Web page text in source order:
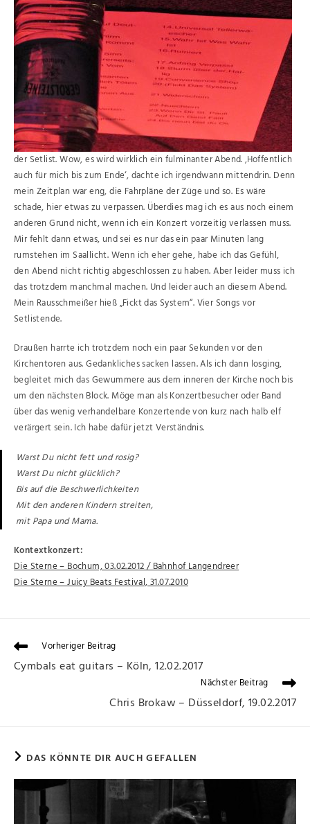
der Setlist. Wow, es wird wirklich ein fulminanter Abend. ‚Hoffentlich
auch für mich bis zum Ende‘, dachte ich irgendwann mittendrin. Denn
mein Zeitplan war eng, die Fahrpläne der Züge und so. Es wäre
schade, hier etwas zu verpassen. Überdies mag ich es aus noch einem
anderen Grund nicht, wenn ich ein Konzert vorzeitig verlassen muss.
Mir fehlt dann etwas, und sei es nur das ein paar Minuten lang
rumstehen im Saallicht. Wenn ich eher gehe, habe ich das Gefühl,
den Abend nicht richtig abgeschlossen zu haben. Aber leider muss ich
das trotzdem manchmal machen. Und leider auch an diesem Abend.
Mein Rausschmeißer hieß „Fickt das System“. Vier Songs vor
Setlistende.
Draußen harrte ich trotzdem noch ein paar Sekunden vor den
Kirchentoren aus. Gedankliches sacken lassen. Als ich dann losging,
begleitet mich das Gewummere aus dem inneren der Kirche noch bis
um den nächsten Block. Möge man als Konzertbesucher oder Band
über das wenig verhandelbare Konzertende von kurz nach halb elf
verärgert sein. Ich habe dafür jetzt Verständnis.
Warst Du nicht fett und rosig?
Warst Du nicht glücklich?
Bis auf die Beschwerlichkeiten
Mit den anderen Kindern streiten,
mit Papa und Mama.
Kontextkonzert:
Die Sterne – Bochum, 03.02.2012 / Bahnhof Langendreer
Die Sterne – Juicy Beats Festival, 31.07.2010
Vorheriger Beitrag
Cymbals eat guitars – Köln, 12.02.2017
Nächster Beitrag
Chris Brokaw – Düsseldorf, 19.02.2017
DAS KÖNNTE DIR AUCH GEFALLEN